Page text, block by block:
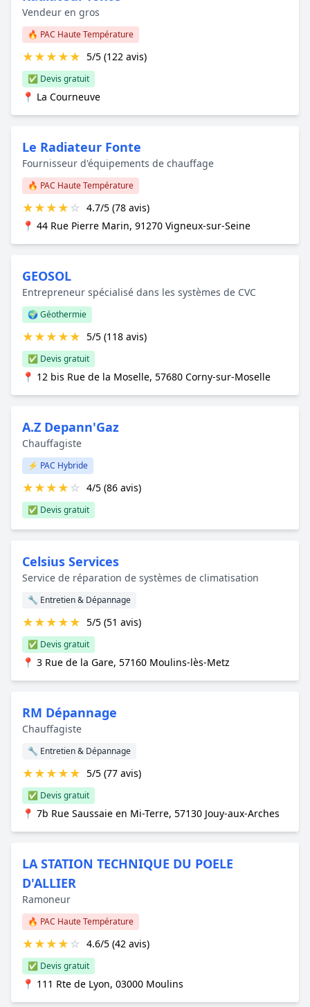
Vendeur en gros
🔥 PAC Haute Température
★★★★★ 5/5 (122 avis)
✅ Devis gratuit
📍 La Courneuve
Le Radiateur Fonte
Fournisseur d'équipements de chauffage
🔥 PAC Haute Température
★★★★☆ 4.7/5 (78 avis)
📍 44 Rue Pierre Marin, 91270 Vigneux-sur-Seine
GEOSOL
Entrepreneur spécialisé dans les systèmes de CVC
🌍 Géothermie
★★★★★ 5/5 (118 avis)
✅ Devis gratuit
📍 12 bis Rue de la Moselle, 57680 Corny-sur-Moselle
A.Z Depann'Gaz
Chauffagiste
⚡ PAC Hybride
★★★★☆ 4/5 (86 avis)
✅ Devis gratuit
Celsius Services
Service de réparation de systèmes de climatisation
🔧 Entretien & Dépannage
★★★★★ 5/5 (51 avis)
✅ Devis gratuit
📍 3 Rue de la Gare, 57160 Moulins-lès-Metz
RM Dépannage
Chauffagiste
🔧 Entretien & Dépannage
★★★★★ 5/5 (77 avis)
✅ Devis gratuit
📍 7b Rue Saussaie en Mi-Terre, 57130 Jouy-aux-Arches
LA STATION TECHNIQUE DU POELE
D'ALLIER
Ramoneur
🔥 PAC Haute Température
★★★★☆ 4.6/5 (42 avis)
✅ Devis gratuit
📍 111 Rte de Lyon, 03000 Moulins